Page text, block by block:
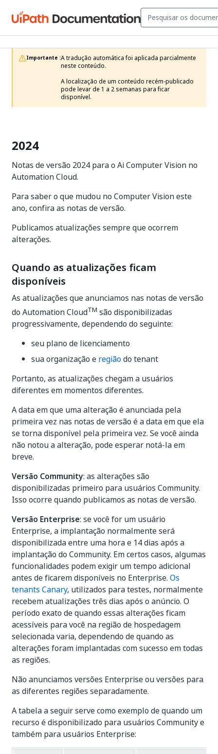
Importante :A tradução automática foi aplicada parcialmente
neste conteúdo.
A localização de um conteúdo recém-publicado
pode levar de 1 a 2 semanas para ficar
disponível.
2024
Notas de versão 2024 para o Ai Computer Vision no
Automation Cloud.
Para saber o que mudou no Computer Vision este
ano, confira as notas de versão.
Publicamos atualizações sempre que ocorrem
alterações.
Quando as atualizações ficam
disponíveis
As atualizações que anunciamos nas notas de versão
do Automation CloudTM são disponibilizadas
progressivamente, dependendo do seguinte:
seu plano de licenciamento
sua organização e regiãodo tenant
Portanto, as atualizações chegam a usuários
diferentes em momentos diferentes.
A data em que uma alteração é anunciada pela
primeira vez nas notas de versão é a data em que ela
se torna disponível pela primeira vez. Se você ainda
não notou a alteração, pode esperar notá-la em
breve.
Versão Community: as alterações são
disponibilizadas primeiro para usuários Community.
Isso ocorre quando publicamos as notas de versão.
Versão Enterprise: se você for um usuário
Enterprise, a implantação normalmente será
disponibilizada entre uma hora e 14 dias após a
implantação do Community. Em certos casos, algumas
funcionalidades podem exigir um tempo adicional
antes de ficarem disponíveis no Enterprise. Os
tenants Canary, utilizados para testes, normalmente
recebem atualizações três dias após o anúncio. O
período exato de quando essas alterações ficam
acessíveis para você na região de hospedagem
selecionada varia, dependendo de quando as
alterações foram implantadas com sucesso em todas
as regiões.
Não anunciamos versões Enterprise ou versões para
as diferentes regiões separadamente.
A tabela a seguir serve como exemplo de quando um
recurso é disponibilizado para usuários Community e
também para usuários Enterprise: